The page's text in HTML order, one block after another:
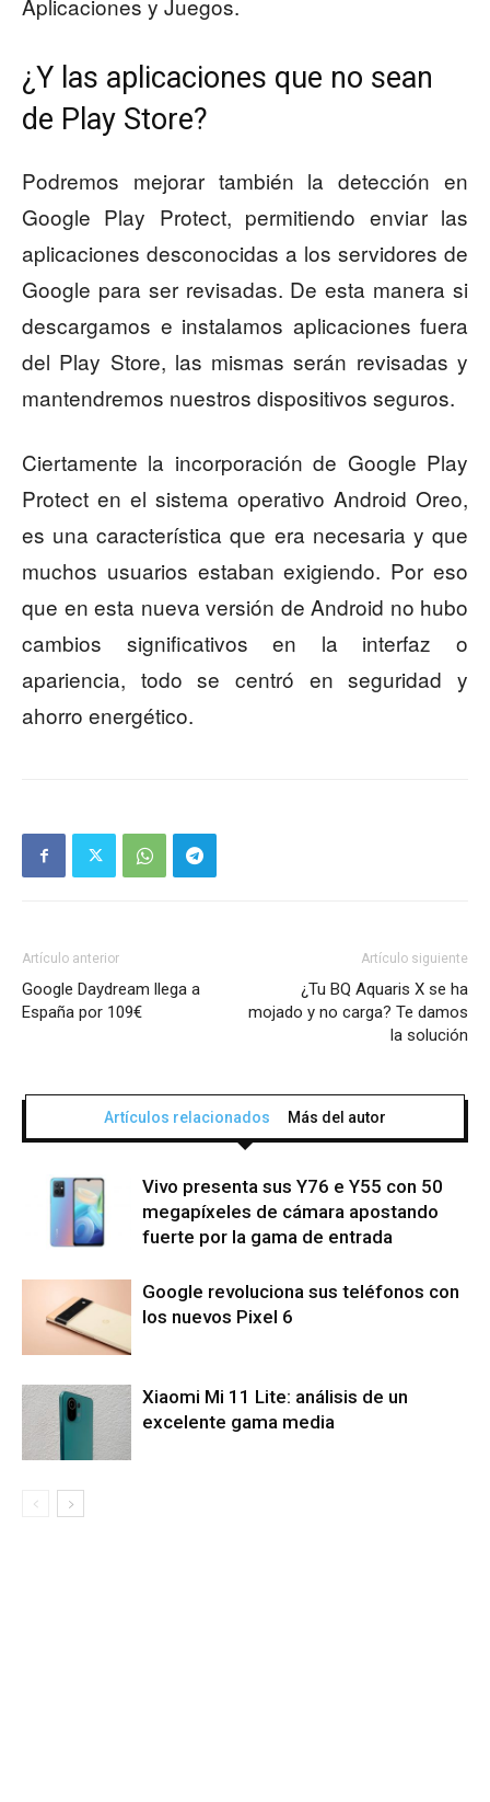
Aplicaciones y Juegos.
¿Y las aplicaciones que no sean
de Play Store?
Podremos mejorar también la detección en
Google Play Protect, permitiendo enviar las
aplicaciones desconocidas a los servidores de
Google para ser revisadas. De esta manera si
descargamos e instalamos aplicaciones fuera
del Play Store, las mismas serán revisadas y
mantendremos nuestros dispositivos seguros.
Ciertamente la incorporación de Google Play
Protect en el sistema operativo Android Oreo,
es una característica que era necesaria y que
muchos usuarios estaban exigiendo. Por eso
que en esta nueva versión de Android no hubo
cambios significativos en la interfaz o
apariencia, todo se centró en seguridad y
ahorro energético.
Artículo anterior
Google Daydream llega a
España por 109€
Artículo siguiente
¿Tu BQ Aquaris X se ha
mojado y no carga? Te damos
la solución
Artículos relacionados Más del autor
Vivo presenta sus Y76 e Y55 con 50
megapíxeles de cámara apostando
fuerte por la gama de entrada
Google revoluciona sus teléfonos con
los nuevos Pixel 6
Xiaomi Mi 11 Lite: análisis de un
excelente gama media